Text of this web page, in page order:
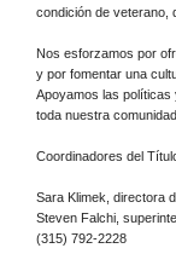
condición de veterano,
Nos esforzamos por
y por fomentar una
Apoyamos las políticas
toda nuestra comunidad.
Coordinadores del
Sara Klimek, directora
Steven Falchi,
(315) 792-2228